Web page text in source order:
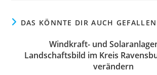
DAS KÖNNTE DIR AUCH GEFALLEN
Windkraft- und
Landschaftsbild im Kreis
verändern